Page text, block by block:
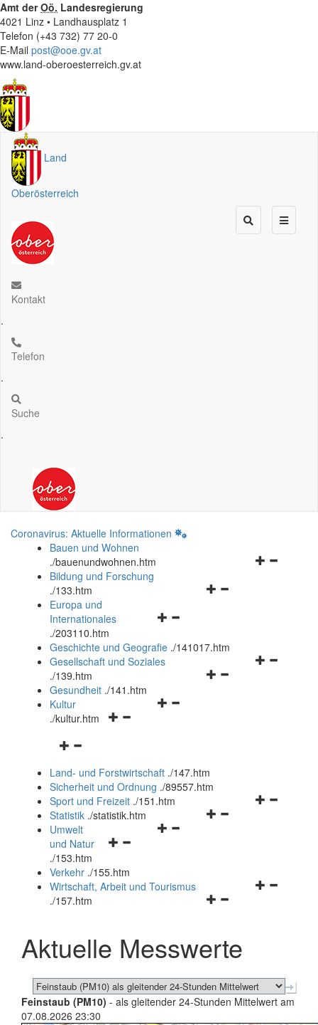
Amt derOö. Landesregierung
4021 Linz • Landhausplatz 1
Telefon (+43 732) 77 20-0
E-Mail post@ooe.gv.at
www.land-oberoesterreich.gv.at
Land
Oberösterreich
Kontakt
.
Telefon
.
Suche
.
Coronavirus: Aktuelle Informationen
Bauen und Wohnen
./bauenundwohnen.htm
Navigationsmenü
Bildung und Forschung
./133.htm
Navigationsmenü
und
schließen
Europa und
Internationales
./203110.htm
Geschichte und Geografie ./141017.htm
Navigationsmenü
Gesellschaft und Soziales
./139.htm
Navigationsmenü
Gesundheit ./141.htm
Navigationsmenü
Kultur
./kultur.htm
Navigationsmenü
und
schließen
Land- und Forstwirtschaft ./147.htm
Sicherheit und Ordnung ./89557.htm
Navigationsmenü
Sport und Freizeit ./151.htm
Navigationsmenü
Statistik ./statistik.htm
Navigationsmenü
und
schließen
Umwelt
und Natur
./153.htm
Verkehr ./155.htm
Navigationsmenü
schließen
Wirtschaft, Arbeit und Tourismus
./157.htm
Aktuelle Messwerte
Feinstaub (PM10) - als gleitender 24-Stunden Mittelwert am
07.08.2026 23:30